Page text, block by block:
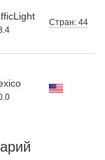
Стран: 44